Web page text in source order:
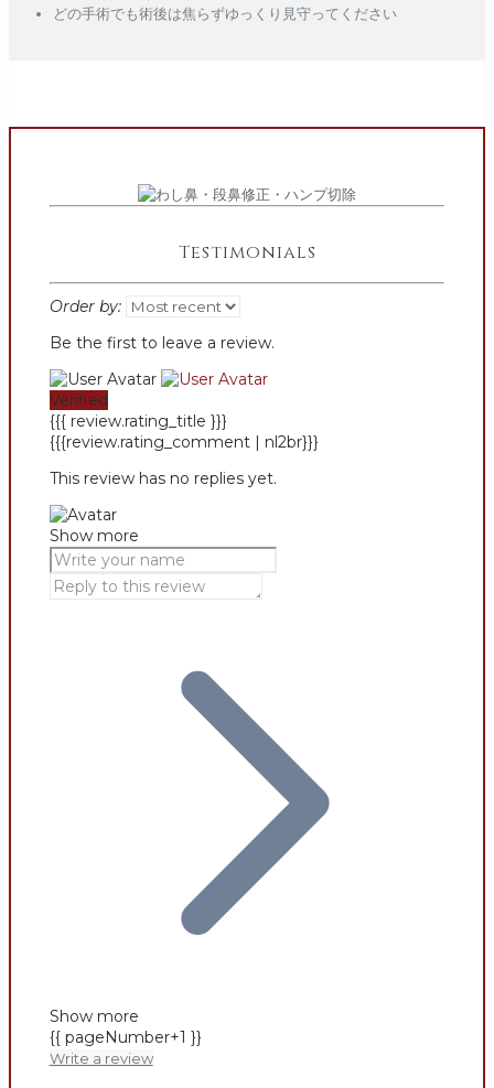
どの手術でも術後は焦らずゆっくり見守ってください
Testimonials
Order by:
Be the first to leave a review.
Verified
{{{ review.rating_title }}}
{{{review.rating_comment | nl2br}}}
This review has no replies yet.
Show more
Show more
{{ pageNumber+1 }}
Write a review